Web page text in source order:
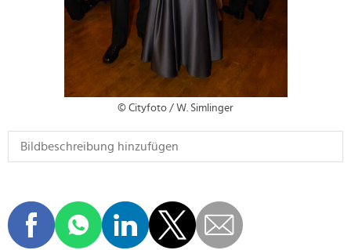
© Cityfoto / W. Simlinger